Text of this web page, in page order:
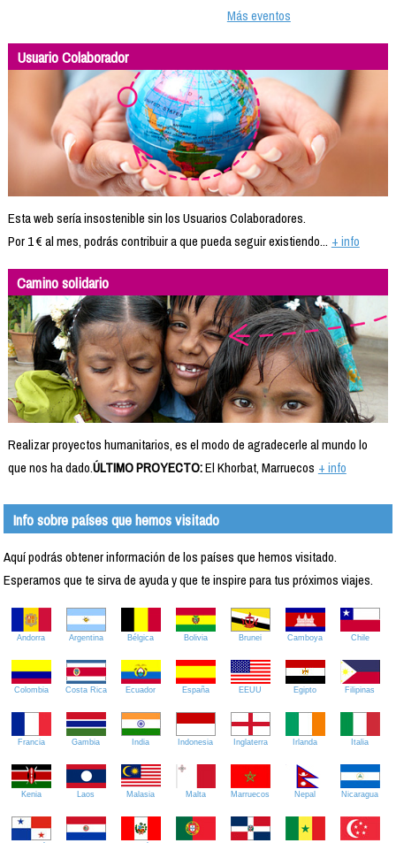
Más eventos
Usuario Colaborador
Esta web sería insostenible sin los Usuarios Colaboradores.
Por 1 € al mes, podrás contribuir a que pueda seguir existiendo... + info
Camino solidario
Realizar proyectos humanitarios, es el modo de agradecerle al mundo lo
que nos ha dado.ÚLTIMO PROYECTO:El Khorbat, Marruecos + info
Info sobre países que hemos visitado
Aquí podrás obtener información de los países que hemos visitado.
Esperamos que te sirva de ayuda y que te inspire para tus próximos viajes.
Andorra Argentina Bélgica Bolivia Brunei Camboya Chile
Colombia Costa Rica Ecuador España EEUU Egipto Filipinas
Francia Gambia India Indonesia Inglaterra Irlanda Italia
Kenia Laos Malasia Malta Marruecos Nepal Nicaragua